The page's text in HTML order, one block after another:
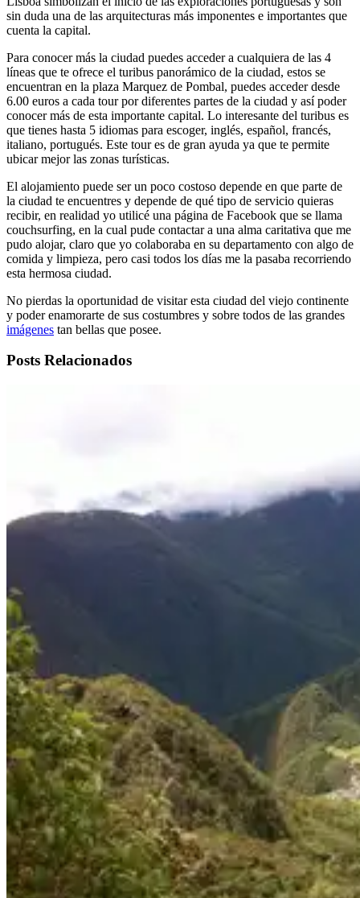
sin duda una de las arquitecturas más imponentes e importantes que
cuenta la capital.
Para conocer más la ciudad puedes acceder a cualquiera de las 4
líneas que te ofrece el turibus panorámico de la ciudad, estos se
encuentran en la plaza Marquez de Pombal, puedes acceder desde
6.00 euros a cada tour por diferentes partes de la ciudad y así poder
conocer más de esta importante capital. Lo interesante del turibus es
que tienes hasta 5 idiomas para escoger, inglés, español, francés,
italiano, portugués. Este tour es de gran ayuda ya que te permite
ubicar mejor las zonas turísticas.
El alojamiento puede ser un poco costoso depende en que parte de
la ciudad te encuentres y depende de qué tipo de servicio quieras
recibir, en realidad yo utilicé una página de Facebook que se llama
couchsurfing, en la cual pude contactar a una alma caritativa que me
pudo alojar, claro que yo colaboraba en su departamento con algo de
comida y limpieza, pero casi todos los días me la pasaba recorriendo
esta hermosa ciudad.
No pierdas la oportunidad de visitar esta ciudad del viejo continente
y poder enamorarte de sus costumbres y sobre todos de las grandes
imágenes tan bellas que posee.
Posts Relacionados